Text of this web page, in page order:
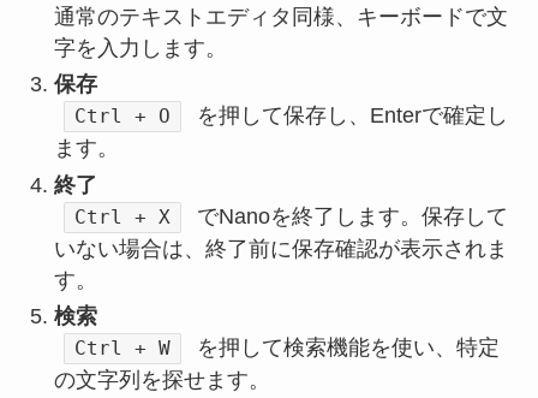
通常のテキストエディタ同様、キーボードで文
字を入力します。
保存
Ctrl + O
を押して保存し、Enterで確定し
ます。
終了
Ctrl + X
でNanoを終了します。保存して
いない場合は、終了前に保存確認が表示されま
す。
検索
Ctrl + W
を押して検索機能を使い、特定
の文字列を探せます。